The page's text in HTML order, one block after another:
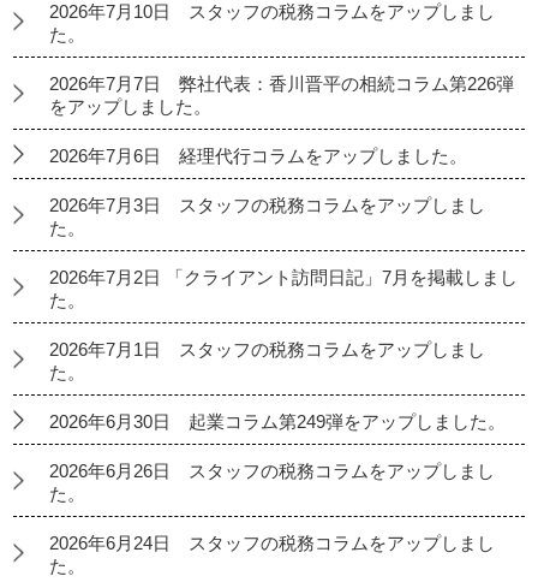
2026年7月10日 スタッフの税務コラムをアップしまし
た。
2026年7月7日 弊社代表：香川晋平の相続コラム第226弾
をアップしました。
2026年7月6日 経理代行コラムをアップしました。
2026年7月3日 スタッフの税務コラムをアップしまし
た。
2026年7月2日 「クライアント訪問日記」7月を掲載しまし
た。
2026年7月1日 スタッフの税務コラムをアップしまし
た。
2026年6月30日 起業コラム第249弾をアップしました。
2026年6月26日 スタッフの税務コラムをアップしまし
た。
2026年6月24日 スタッフの税務コラムをアップしまし
た。